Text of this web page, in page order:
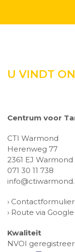
U VINDT
Centrum voor
CTI Warmond
Herenweg 77
2361 EJ Warmond
071 30 11 738
› Contactformulier
› Route via
Kwaliteit
NVOI